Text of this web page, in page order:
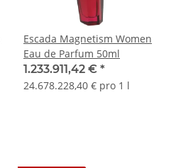
Escada Magnetism Women
Eau de Parfum 50ml
1.233.911,42 € *
24.678.228,40 € pro 1 l